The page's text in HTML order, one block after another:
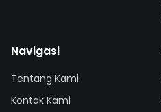
Navigasi
Tentang Kami
Kontak Kami